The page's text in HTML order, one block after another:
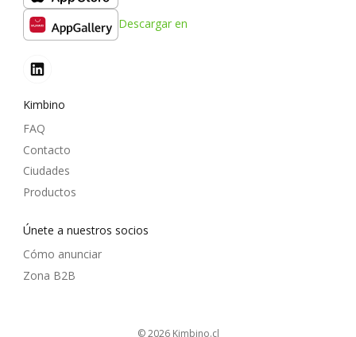
Descargar en
Kimbino
FAQ
Contacto
Ciudades
Productos
Únete a nuestros socios
Cómo anunciar
Zona B2B
© 2026 kimbino.cl